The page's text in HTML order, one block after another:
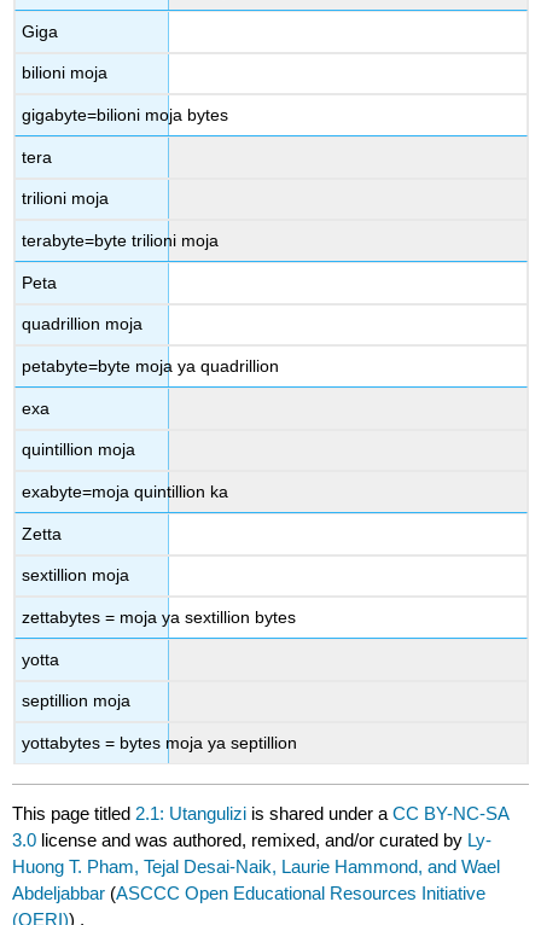
Giga
bilioni moja
gigabyte=bilioni moja bytes
tera
trilioni moja
terabyte=byte trilioni moja
Peta
quadrillion moja
petabyte=byte moja ya quadrillion
exa
quintillion moja
exabyte=moja quintillion ka
Zetta
sextillion moja
zettabytes = moja ya sextillion bytes
yotta
septillion moja
yottabytes = bytes moja ya septillion
This page titled 2.1: Utangulizi is shared under aCC BY-NC-SA
3.0 license and was authored, remixed, and/or curated by Ly-
Huong T. Pham, Tejal Desai-Naik, Laurie Hammond, and Wael
Abdeljabbar (ASCCC Open Educational Resources Initiative
(OERI)) .